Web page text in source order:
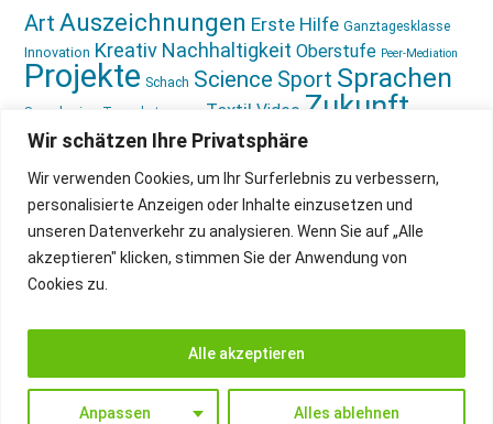
Wir schätzen Ihre Privatsphäre
Wir verwenden Cookies, um Ihr Surferlebnis zu verbessern,
personalisierte Anzeigen oder Inhalte einzusetzen und
unseren Datenverkehr zu analysieren. Wenn Sie auf „Alle
akzeptieren" klicken, stimmen Sie der Anwendung von
Cookies zu.
Anpassen Alles ablehnen
Alle akzeptieren
Art Auszeichnungen Erste Hilfe Ganztagesklasse
Innovation Kreativ Nachhaltigkeit Oberstufe Peer-Mediation
Projekte Schach Science Sport Sprachen
Sprachreise Tagesbetreuung Textil Video Zukunft
gestalten Ökologie
IMPRESSUM